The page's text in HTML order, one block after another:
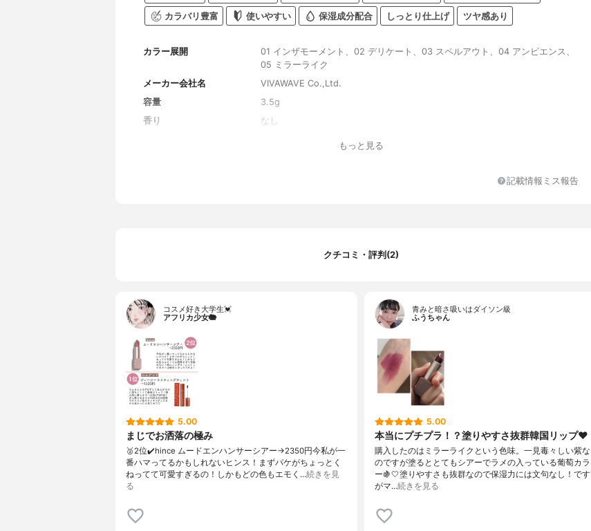
カラバリ豊富 使いやすい 保湿成分配合 しっとり仕上げ ツヤ感あり
カラー展開
01 インザモーメント、02 デリケート、03 スペルアウト、04 アンビエンス、
05 ミラーライク
メーカー会社名
VIVAWAVE Co.,Ltd.
容量
3.5g
香り
なし
もっと見る
記載情報ミス報告
クチコミ・評判(2)
コスメ好き大学生💓
アフリカ少女🐘
5.00
まじでお洒落の極み
🥈2位✔️hince ムードエンハンサーシアー→2350円今私が一
番ハマってるかもしれないヒンス！まずパケがちょっとく
ねってて可愛すぎるの！しかもどの色もエモく…続きを見
る
青みと暗さ吸いはダイソン級
ふうちゃん
5.00
本当にプチプラ！？塗りやすさ抜群韓国リップ❤︎
購入したのはミラーライクという色味。一見毒々しい紫な
のですが塗るととてもシアーでラメの入っている葡萄カラ
ー🍇🤍塗りやすさも抜群なので保湿力には文句なし！です
がマ…続きを見る